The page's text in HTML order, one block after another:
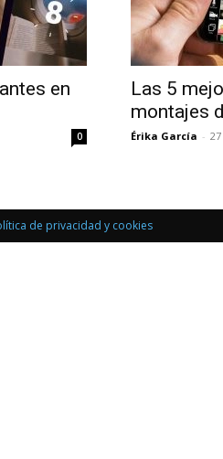
en
0
Las 5
montajes
Érika García -
de privacidad y cookies